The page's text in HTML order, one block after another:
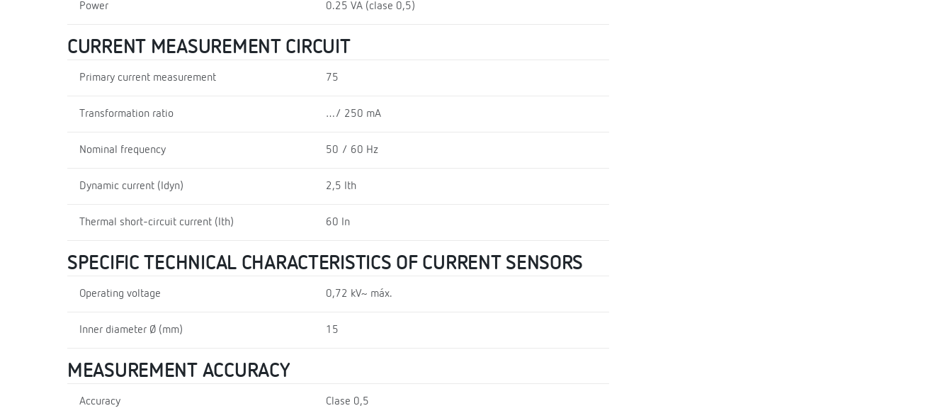
Power 0.25 VA (clase 0,5)
CURRENT MEASUREMENT CIRCUIT
Primary current measurement 75
Transformation ratio …/ 250 mA
Nominal frequency 50 / 60 Hz
Dynamic current (Idyn) 2,5 Ith
Thermal short-circuit current (Ith) 60 In
SPECIFIC TECHNICAL CHARACTERISTICS OF CURRENT SENSORS
Operating voltage 0,72 kV~ máx.
Inner diameter Ø (mm) 15
MEASUREMENT ACCURACY
Accuracy Clase 0,5